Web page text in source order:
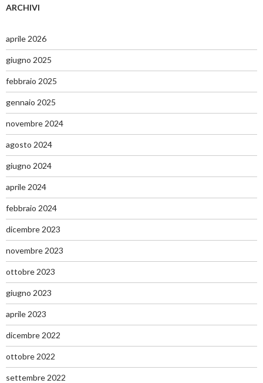
r
p
e
r
:
ARCHIVI
aprile 2026
giugno 2025
febbraio 2025
gennaio 2025
novembre 2024
agosto 2024
giugno 2024
aprile 2024
febbraio 2024
dicembre 2023
novembre 2023
ottobre 2023
giugno 2023
aprile 2023
dicembre 2022
ottobre 2022
settembre 2022